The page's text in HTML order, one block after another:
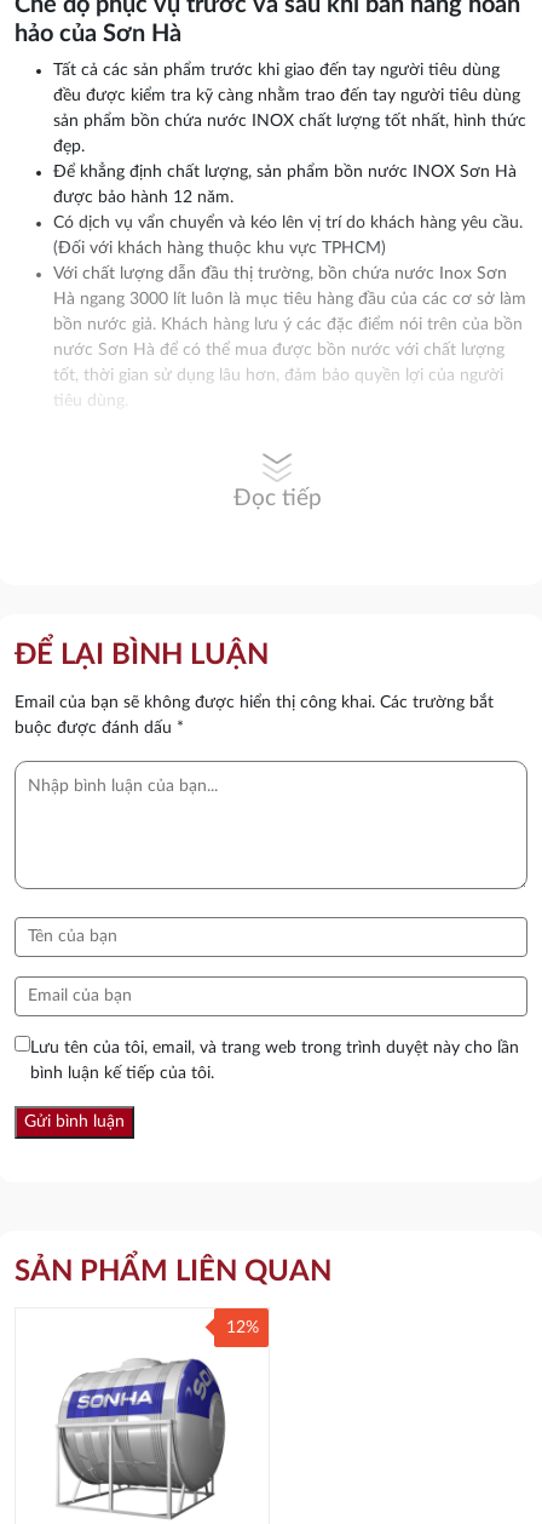
Chế độ phục vụ trước và sau khi bán hàng hoàn
hảo của Sơn Hà
Tất cả các sản phẩm trước khi giao đến tay người tiêu dùng
đều được kiểm tra kỹ càng nhằm trao đến tay người tiêu dùng
sản phẩm bồn chứa nước INOX chất lượng tốt nhất, hình thức
đẹp.
Để khẳng định chất lượng, sản phẩm bồn nước INOX Sơn Hà
được bảo hành 12 năm.
Có dịch vụ vẩn chuyển và kéo lên vị trí do khách hàng yêu cầu.
(Đối với khách hàng thuộc khu vực TPHCM)
Với chất lượng dẫn đầu thị trường, bồn chứa nước Inox Sơn
Hà ngang 3000 lít luôn là mục tiêu hàng đầu của các cơ sở làm
bồn nước giả. Khách hàng lưu ý các đặc điểm nói trên của bồn
nước Sơn Hà để có thể mua được bồn nước với chất lượng
tốt, thời gian sử dụng lâu hơn, đảm bảo quyền lợi của người
tiêu dùng.
Đọc tiếp
ĐỂ LẠI BÌNH LUẬN
Email của bạn sẽ không được hiển thị công khai. Các trường bắt
buộc được đánh dấu *
Lưu tên của tôi, email, và trang web trong trình duyệt này cho lần
bình luận kế tiếp của tôi.
SẢN PHẨM LIÊN QUAN
12%